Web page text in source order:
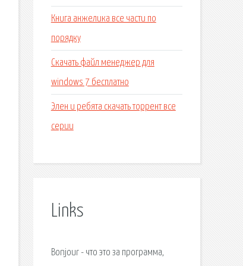
Книга анжелика все части по
порядку
Скачать файл менеджер для
windows 7 бесплатно
Элен и ребята скачать торрент все
серии
Links
Bonjour - что это за программа,